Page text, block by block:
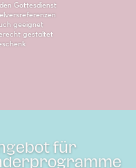
Gottesdienst
geeignet
gestaltet
für